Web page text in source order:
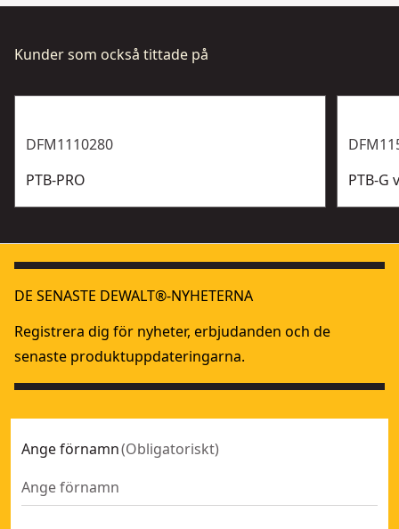
Kunder som också tittade på
DFM1110280
PTB-PRO
PTB-G
DE SENASTE DEWALT®-NYHETERNA
Registrera dig för nyheter, erbjudanden och de
senaste produktuppdateringarna.
Ange förnamn(Obligatoriskt)